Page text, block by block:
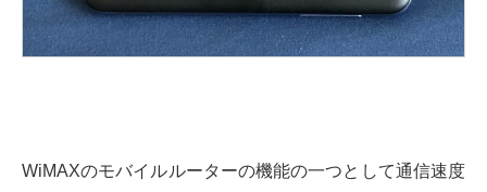
WiMAXのモバイルルーターの機能の一つとして通信速度